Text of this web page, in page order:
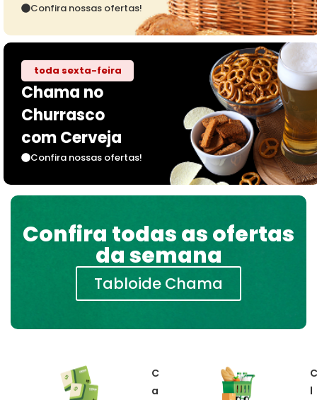
Confira nossas ofertas!
toda sexta-feira
Chama no
Churrasco
com Cerveja
Confira nossas ofertas!
Confira todas as ofertas
da semana
Tabloide Chama
C
a
C
l